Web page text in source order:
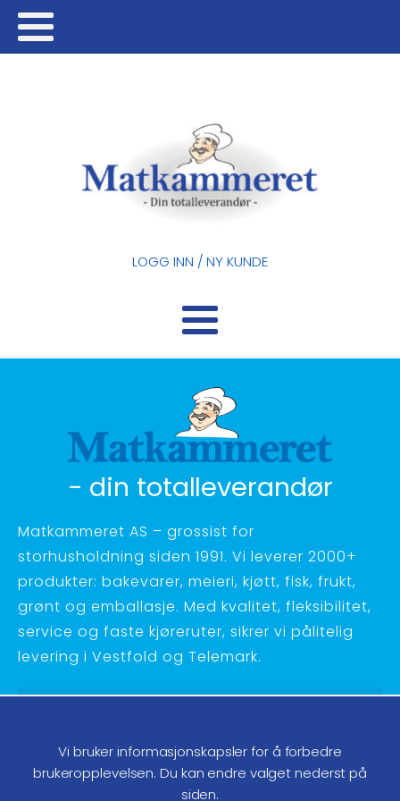
LOGG INN / NY KUNDE
- din totalleverandør
Matkammeret AS – grossist for
storhusholdning siden 1991. Vi leverer 2000+
produkter: bakevarer, meieri, kjøtt, fisk, frukt,
grønt og emballasje. Med kvalitet, fleksibilitet,
service og faste kjøreruter, sikrer vi pålitelig
levering i Vestfold og Telemark.
Telefon:
35 58 48 70
ordre@matkammeret.no
Vi bruker informasjonskapsler for å forbedre
brukeropplevelsen. Du kan endre valget nederst på
siden.